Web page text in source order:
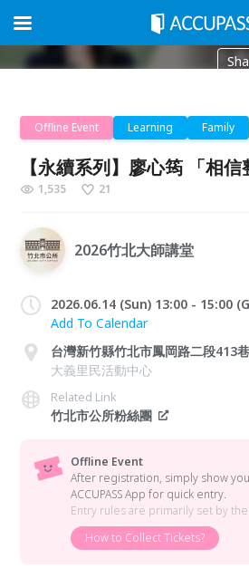
Offline Event Learning Family
【永續系列】廖心筠 「相信
1,535 21
2026竹北大師講堂
2026.06.14 (Sun) 13:00 - 15:00
Add To Calendar
台灣新竹縣竹北市鳳岡路二段413
大義里民活動中心
Related Link
竹北市公所粉絲團
Offline Event
After registration, simply show
ACCUPASS App for quick entry.
Entry rules are primarily set by
How to Collect Tickets?